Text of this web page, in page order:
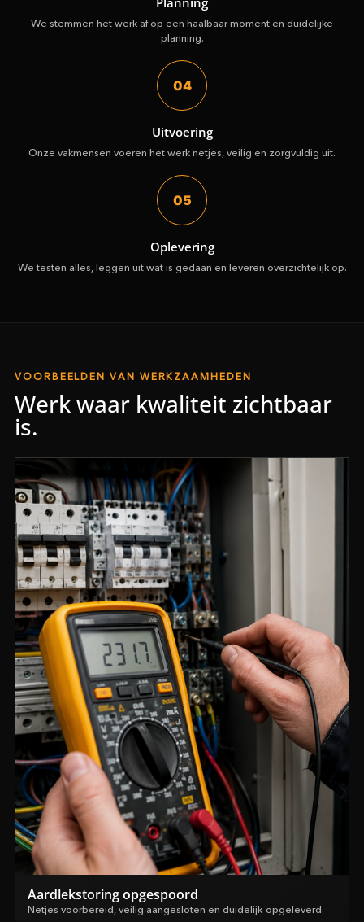
We stemmen het werk af op een haalbaar moment en duidelijke
planning.
04
Uitvoering
Onze vakmensen voeren het werk netjes, veilig en zorgvuldig uit.
05
Oplevering
We testen alles, leggen uit wat is gedaan en leveren overzichtelijk op.
VOORBEELDEN VAN WERKZAAMHEDEN
Werk waar kwaliteit zichtbaar
is.
Aardlekstoring opgespoord
Netjes voorbereid, veilig aangesloten en duidelijk opgeleverd.